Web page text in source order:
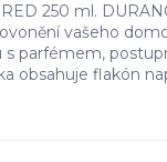
250 ml.
vašeho
parfémem,
obsahuje flakón